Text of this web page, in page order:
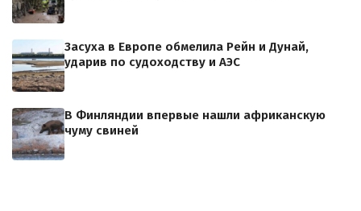
Засуха в Европе обмелила Рейн и Дунай,
ударив по судоходству и АЭС
В Финляндии впервые нашли африканскую
чуму свиней